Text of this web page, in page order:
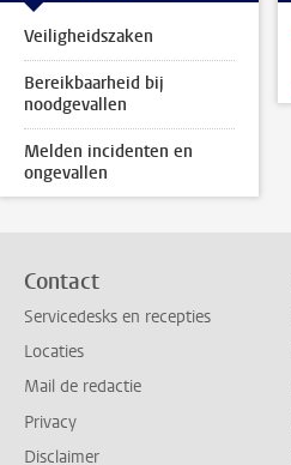
Veiligheidszaken
Bereikbaarheid bij
noodgevallen
Melden incidenten en
ongevallen
Contact
Servicedesks en recepties
Locaties
Mail de redactie
Privacy
Disclaimer